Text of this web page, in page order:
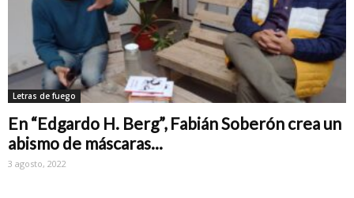
Letras de fuego
En “Edgardo H. Berg”, Fabián Soberón crea un
abismo de máscaras...
3 agosto, 2022